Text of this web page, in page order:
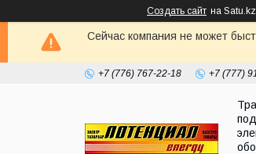
Создать сайт на Satu.kz
Сейчас компания не может
+7 (776) 767-22-18 +7 (777)